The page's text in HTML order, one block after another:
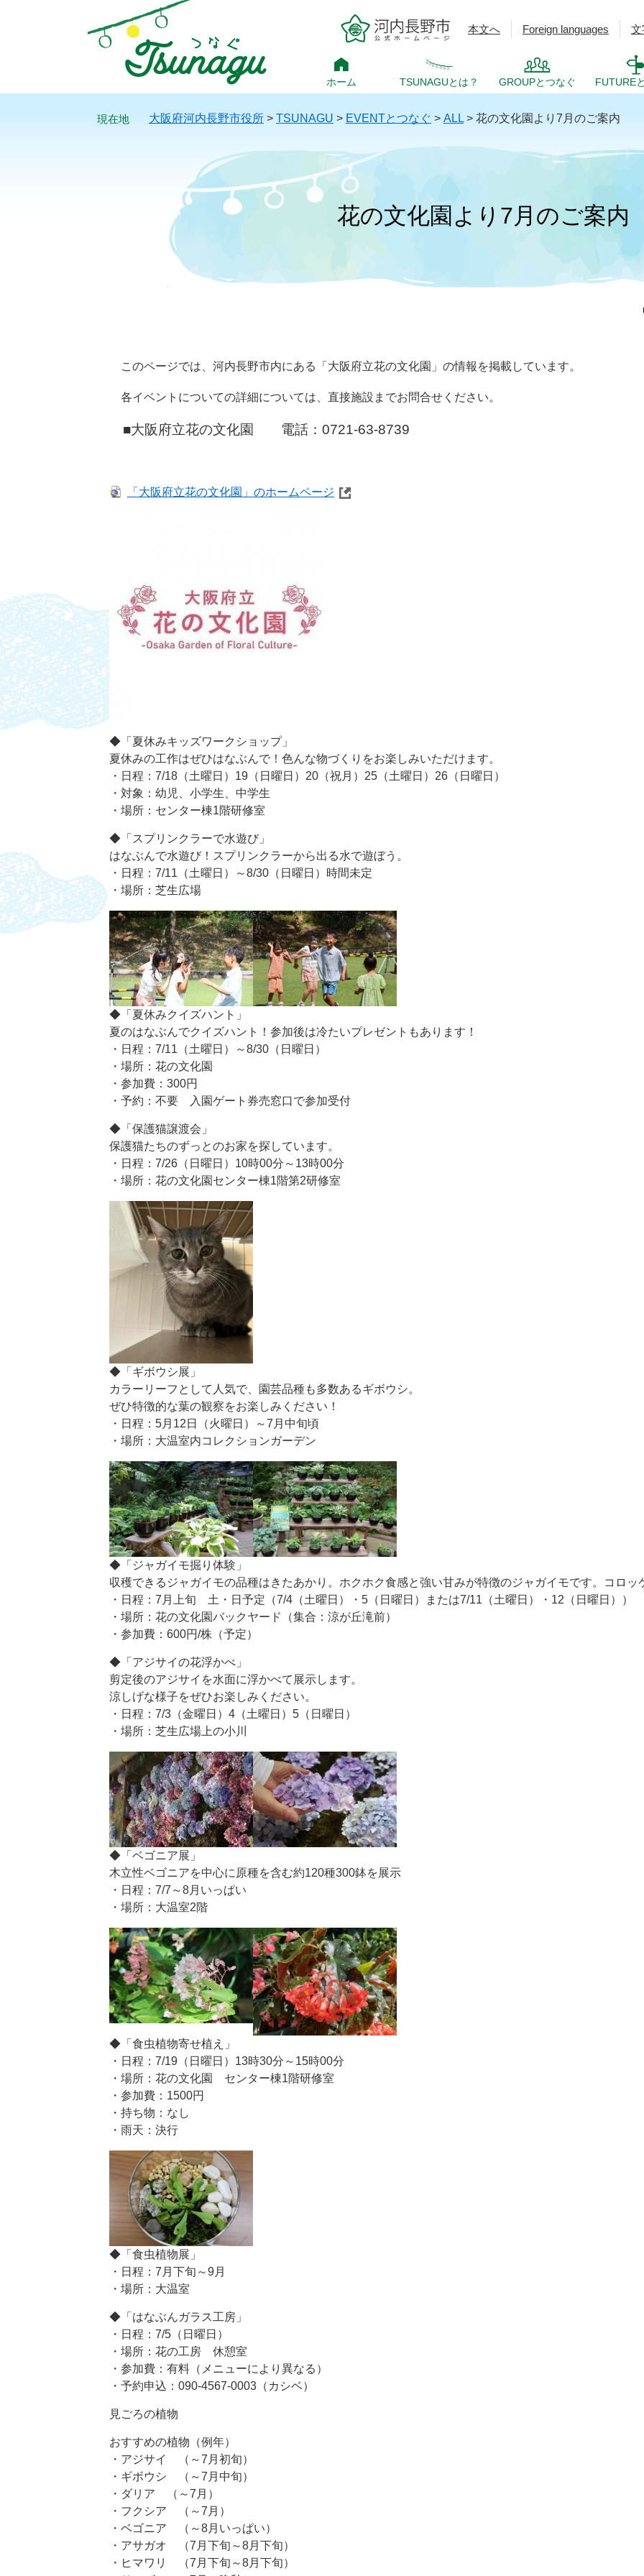
頭
飛
本文へ Foreign languages 文
ホーム TSUNAGUとは？ GROUPとつなぐ FUTURE
大阪府河内長野市役所 > TSUNAGU > EVENTとつなぐ > ALL > 花の文化園より7月のご案内
花の文化園より7月のご案内
このページでは、河内長野市内にある「大阪府立花の文化園」の情報を掲載しています。
各イベントについての詳細については、直接施設までお問合せください。
■大阪府立花の文化園 電話：0721-63-8739
「大阪府立花の文化園」のホームページ
◆「夏休みキッズワークショップ」
夏休みの工作はぜひはなぶんで！色んな物づくりをお楽しみいただけます。
・日程：7/18（土曜日）19（日曜日）20（祝月）25（土曜日）26（日曜日）
・対象：幼児、小学生、中学生
・場所：センター棟1階研修室
◆「スプリンクラーで水遊び」
はなぶんで水遊び！スプリンクラーから出る水で遊ぼう。
・日程：7/11（土曜日）～8/30（日曜日）時間未定
・場所：芝生広場
◆「夏休みクイズハント」
夏のはなぶんでクイズハント！参加後は冷たいプレゼントもあります！
・日程：7/11（土曜日）～8/30（日曜日）
・場所：花の文化園
・参加費：300円
・予約：不要 入園ゲート券売窓口で参加受付
◆「保護猫譲渡会」
保護猫たちのずっとのお家を探しています。
・日程：7/26（日曜日）10時00分～13時00分
・場所：花の文化園センター棟1階第2研修室
◆「ギボウシ展」
カラーリーフとして人気で、園芸品種も多数あるギボウシ。
ぜひ特徴的な葉の観察をお楽しみください！
・日程：5月12日（火曜日）～7月中旬頃
・場所：大温室内コレクションガーデン
◆「ジャガイモ掘り体験」
収穫できるジャガイモの品種はきたあかり。ホクホク食感と強い甘みが特徴のジャガイモです。コロッ
・日程：7月上旬 土・日予定（7/4（土曜日）・5（日曜日）または7/11（土曜日）・12（日曜日））
・場所：花の文化園バックヤード（集合：涼が丘滝前）
・参加費：600円/株（予定）
◆「アジサイの花浮かべ」
剪定後のアジサイを水面に浮かべて展示します。
涼しげな様子をぜひお楽しみください。
・日程：7/3（金曜日）4（土曜日）5（日曜日）
・場所：芝生広場上の小川
◆「ベゴニア展」
木立性ベゴニアを中心に原種を含む約120種300鉢を展示
・日程：7/7～8月いっぱい
・場所：大温室2階
◆「食虫植物寄せ植え」
・日程：7/19（日曜日）13時30分～15時00分
・場所：花の文化園 センター棟1階研修室
・参加費：1500円
・持ち物：なし
・雨天：決行
◆「食虫植物展」
・日程：7月下旬～9月
・場所：大温室
◆「はなぶんガラス工房」
・日程：7/5（日曜日）
・場所：花の工房 休憩室
・参加費：有料（メニューにより異なる）
・予約申込：090-4567-0003（カシベ）
見ごろの植物
おすすめの植物（例年）
・アジサイ （～7月初旬）
・ギボウシ （～7月中旬）
・ダリア （～7月）
・フクシア （～7月）
・ベゴニア （～8月いっぱい）
・アサガオ （7月下旬～8月下旬）
・ヒマワリ （7月下旬～8月下旬）